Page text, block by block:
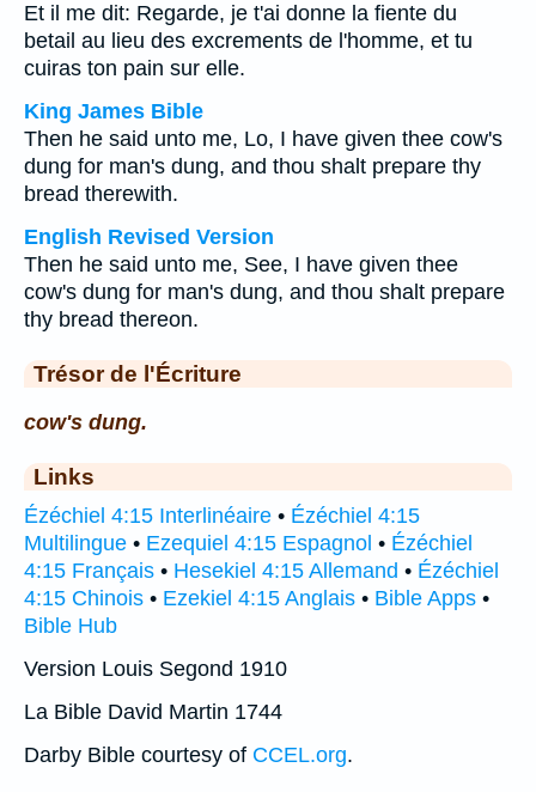
Et il me dit: Regarde, je t'ai donne la fiente du
betail au lieu des excrements de l'homme, et tu
cuiras ton pain sur elle.
King James Bible
Then he said unto me, Lo, I have given thee cow's
dung for man's dung, and thou shalt prepare thy
bread therewith.
English Revised Version
Then he said unto me, See, I have given thee
cow's dung for man's dung, and thou shalt prepare
thy bread thereon.
Trésor de l'Écriture
cow's dung.
Links
Ézéchiel 4:15 Interlinéaire • Ézéchiel 4:15
Multilingue • Ezequiel 4:15 Espagnol • Ézéchiel
4:15 Français • Hesekiel 4:15 Allemand • Ézéchiel
4:15 Chinois • Ezekiel 4:15 Anglais • Bible Apps •
Bible Hub
Version Louis Segond 1910
La Bible David Martin 1744
Darby Bible courtesy of CCEL.org.